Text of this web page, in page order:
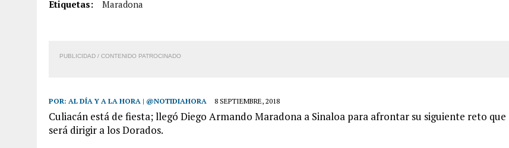
5 AGOSTO, 2026 | PRESUNTO BROTE PSICÓTICO POR FALTA DE TRATAMIENTO DESENCADENÓ TRAGEDIA FAMILIAR
7 AGOSTO, 2026 | FUGA DE GAS GENERÓ EXPLOSIÓN EN LOCAL COMERCIAL DE CHACAO
Etiquetas: Maradona
PUBLICIDAD / CONTENIDO PATROCINADO
POR: AL DÍA Y A LA HORA | @NOTIDIAHORA 8 SEPTIEMBRE, 2018
Culiacán está de fiesta; llegó Diego Armando Maradona a Sinaloa para afrontar su siguiente reto que
será dirigir a los Dorados.